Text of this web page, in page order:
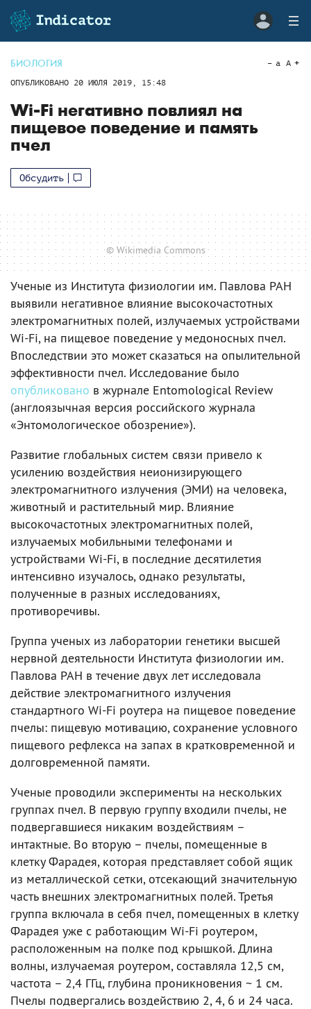
БИОЛОГИЯ
ОПУБЛИКОВАНО 20 ИЮЛЯ 2019, 15:48
a A
Wi-Fi негативно повлиял на
пищевое поведение и память
пчел
Обсудить
© Wikimedia Commons
Ученые из Института физиологии им. Павлова РАН
выявили негативное влияние высокочастотных
электромагнитных полей, излучаемых устройствами
Wi-Fi, на пищевое поведение у медоносных пчел.
Впоследствии это может сказаться на опылительной
эффективности пчел. Исследование было
опубликовано в журнале Entomological Review
(англоязычная версия российского журнала
«Энтомологическое обозрение»).
Развитие глобальных систем связи привело к
усилению воздействия неионизирующего
электромагнитного излучения (ЭМИ) на человека,
животный и растительный мир. Влияние
высокочастотных электромагнитных полей,
излучаемых мобильными телефонами и
устройствами Wi-Fi, в последние десятилетия
интенсивно изучалось, однако результаты,
полученные в разных исследованиях,
противоречивы.
Группа ученых из лаборатории генетики высшей
нервной деятельности Института физиологии им.
Павлова РАН в течение двух лет исследовала
действие электромагнитного излучения
стандартного Wi-Fi роутера на пищевое поведение
пчелы: пищевую мотивацию, сохранение условного
пищевого рефлекса на запах в кратковременной и
долговременной памяти.
Ученые проводили эксперименты на нескольких
группах пчел. В первую группу входили пчелы, не
подвергавшиеся никаким воздействиям –
интактные. Во вторую – пчелы, помещенные в
клетку Фарадея, которая представляет собой ящик
из металлической сетки, отсекающий значительную
часть внешних электромагнитных полей. Третья
группа включала в себя пчел, помещенных в клетку
Фарадея уже с работающим Wi-Fi роутером,
расположенным на полке под крышкой. Длина
волны, излучаемая роутером, составляла 12,5 см,
частота – 2,4 ГГц, глубина проникновения ~ 1 см.
Пчелы подвергались воздействию 2, 4, 6 и 24 часа.